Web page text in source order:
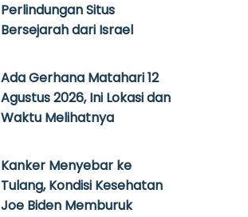
Perlindungan Situs
Bersejarah dari Israel
Ada Gerhana Matahari 12
Agustus 2026, Ini Lokasi dan
Waktu Melihatnya
Kanker Menyebar ke
Tulang, Kondisi Kesehatan
Joe Biden Memburuk